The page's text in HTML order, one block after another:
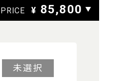
PRICE ¥ 85,800 ▼
未選択